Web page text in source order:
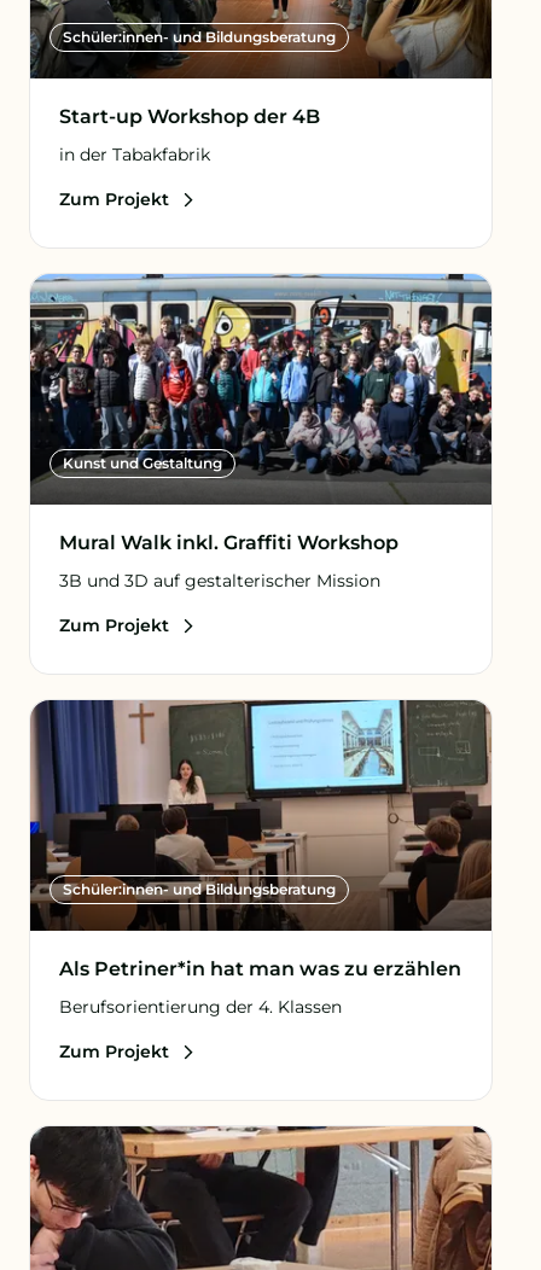
Schüler:innen- und Bildungsberatung
Start-up Workshop der 4B
in der Tabakfabrik
Zum Projekt
Kunst und Gestaltung
Mural Walk inkl. Graffiti Workshop
3B und 3D auf gestalterischer Mission
Zum Projekt
Schüler:innen- und Bildungsberatung
Als Petriner*in hat man was zu erzählen
Berufsorientierung der 4. Klassen
Zum Projekt